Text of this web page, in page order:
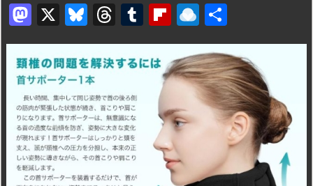
M
a
st
o
d
o
n
X
Bl
u
e
s
k
y
T
hr
e
d
s
T
u
m
bl
Fl
ip
b
o
ar
d
R
ai
n
dr
o
p.
有